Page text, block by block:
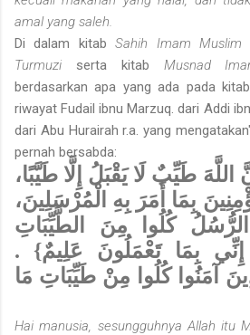
amal yang saleh.
Di dalam kitabSahih Imam Muslim
Turmuzi serta kitab Musnad
berdasarkan apa yang ada pada
riwayat Fudail ibnu Marzuq. dari Addi
dari Abu Hurairah r.a. yang
pernah bersabda:
اللَّهَ طَيِّبٌ لَا يَقْبَلُ إِلَّا طَيَّبًا،
بِمَا أَمَرَ بِهِ الْمُرْسَلِينَ،
كُلُوا مِنَ الطَّيِّبَاتِ
إِنِّي بِمَا تَعْمَلُونَ عَلِيمٌ} .
آمَنُوا كُلُوا مِنْ طَيِّبَاتِ مَا
Hai manusia, sesungguhnya Allah itu